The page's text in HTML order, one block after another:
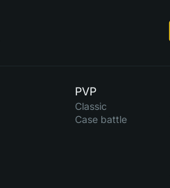
PVP
Classic
Case battle